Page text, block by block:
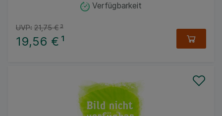
Verfügbarkeit
19,56 € ¹
UVP: 21,75 €³